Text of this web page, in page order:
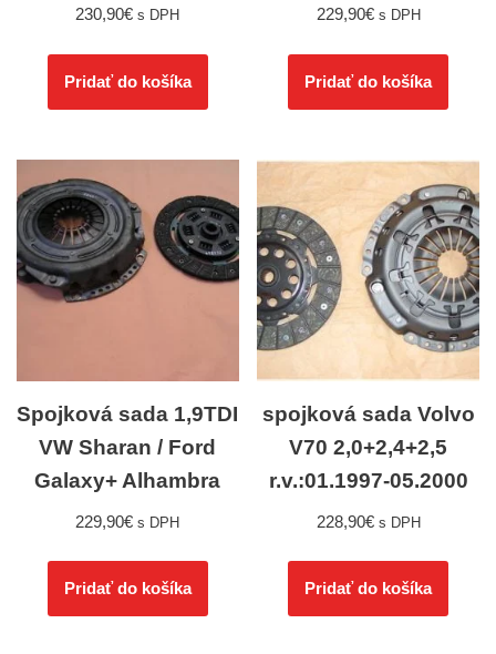
230,90€ s DPH
Pridať do košíka
229,90€ s DPH
Pridať do košíka
Spojková sada 1,9TDI
VW Sharan / Ford
Galaxy+ Alhambra
229,90€ s DPH
Pridať do košíka
spojková sada Volvo
V70 2,0+2,4+2,5
r.v.:01.1997-05.2000
228,90€ s DPH
Pridať do košíka